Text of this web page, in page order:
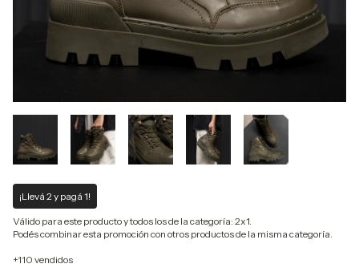
¡Llevá 2 y pagá 1!
Válido para este producto y todos los de la categoría: 2x1.
Podés combinar esta promoción con otros productos de la misma categoría.
+110 vendidos